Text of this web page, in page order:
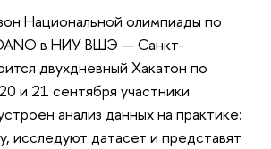
Национальной олимпиады по
в НИУ ВШЭ — Санкт-
двухдневный Хакатон по
и 21 сентября участники
анализ данных на практике:
исследуют датасет и представят